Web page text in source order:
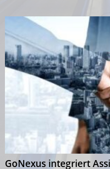
GoNexus integriert